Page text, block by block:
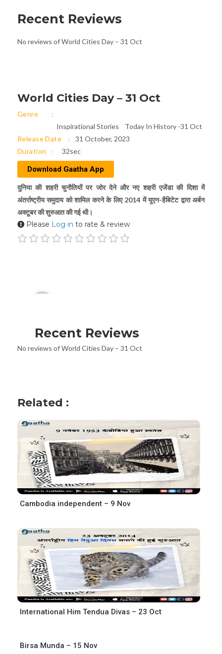
Recent Reviews
No reviews of World Cities Day – 31 Oct
World Cities Day – 31 Oct
Genre
Inspirational Stories
Today In History -31 Oct
Release Date
31 October, 2023
Duration
32sec
Download Gaatha App
दुनिया की शहरी चुनौतियों पर जोर देने और नए शहरी एजेंडा की दिशा में
अंतर्राष्ट्रीय समुदाय को शामिल करने के लिए 2014 में यूएन-हैबिटेट द्वारा अर्बन
अक्टूबर की शुरुआत की गई थी।
Please Log in to rate & review
Player
Recent Reviews
No reviews of World Cities Day – 31 Oct
Related :
Cambodia independent – 9 Nov
International Him Tendua Divas – 23 Oct
Birsa Munda – 15 Nov